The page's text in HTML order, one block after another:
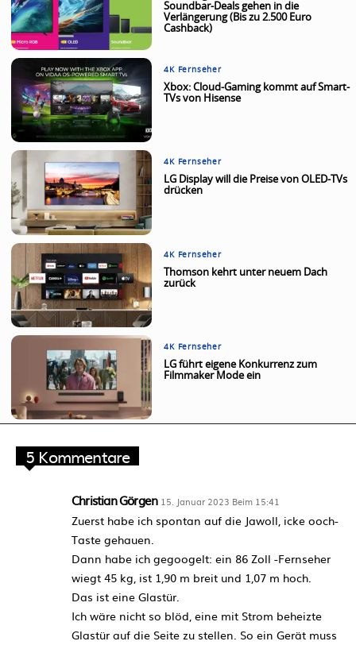
Soundbar-Deals gehen in die
Verlängerung (Bis zu 2.500 Euro
Cashback)
4K Fernseher
Xbox: Cloud-Gaming kommt auf Smart-
TVs von Hisense
4K Fernseher
LG Display will die Preise von OLED-TVs
drücken
4K Fernseher
Thomson kehrt unter neuem Dach
zurück
4K Fernseher
LG führt eigene Konkurrenz zum
Filmmaker Mode ein
5 Kommentare
Christian Görgen 15. Januar 2023 Beim 15:41
Zuerst habe ich spontan auf die Jawoll, icke ooch-
Taste gehauen.
Dann habe ich gegoogelt: ein 86 Zoll -Fernseher
wiegt 45 kg, ist 1,90 m breit und 1,07 m hoch.
Das ist eine Glastür.
Ich wäre nicht so blöd, eine mit Strom beheizte
Glastür auf die Seite zu stellen. So ein Gerät muss